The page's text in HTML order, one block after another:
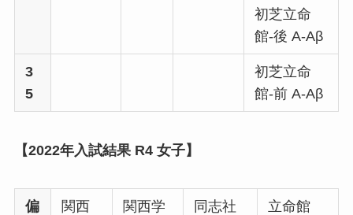
初芝立命
館-後 A-Aβ
3
5
初芝立命
館-前 A-Aβ
【2022年入試結果 R4 女子】
偏
関西
関西学
同志社 立命館